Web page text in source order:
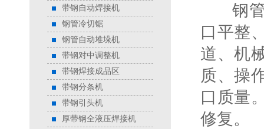
带钢自动焊接机
钢管冷切锯
钢管自动堆垛机
带钢对中调整机
带钢焊接成品区
带钢分条机
带钢引头机
厚带钢全液压焊接机
钢管
口平整
道、机
质、操
口质量
修复。